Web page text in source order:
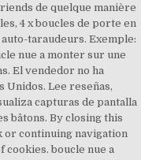
de quelque manière
4 x boucles de porte en
taraudeurs. Exemple:
nue a monter sur une
El vendedor no ha
Unidos. ‎Lee reseñas,
capturas de pantalla
bâtons. By closing this
or continuing navigation
cookies. boucle nue a